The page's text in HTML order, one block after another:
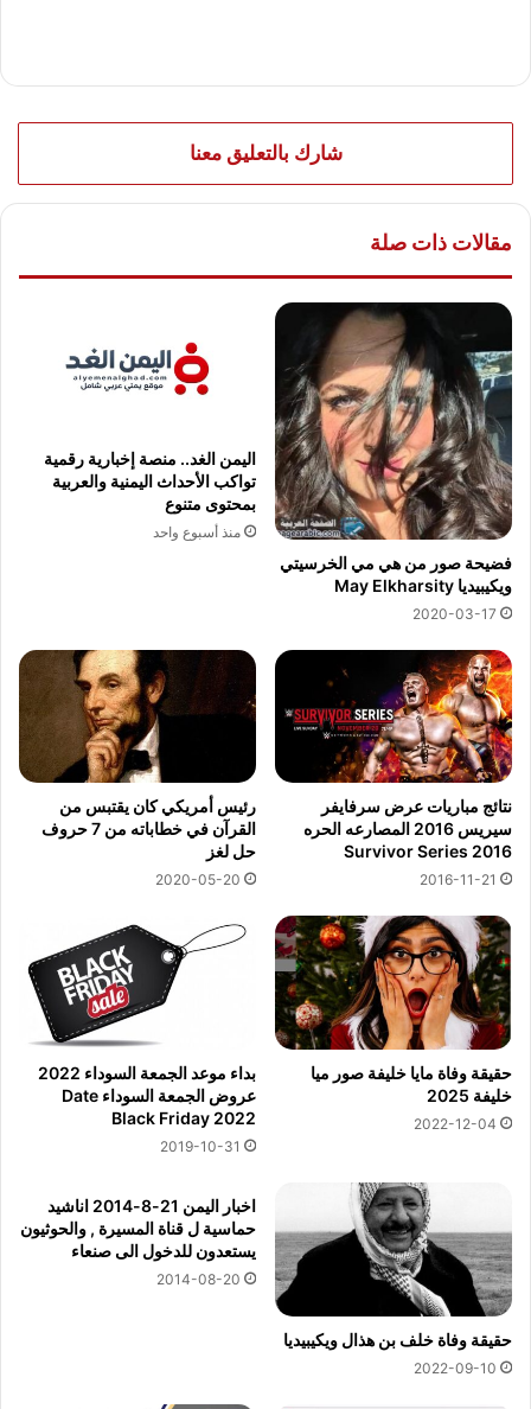
شارك بالتعليق معنا
مقالات ذات صلة
فضيحة صور من هي مي الخرسيتي
ويكيبيديا May Elkharsity
2020-03-17
اليمن الغد.. منصة إخبارية رقمية
تواكب الأحداث اليمنية والعربية
بمحتوى متنوع
منذ أسبوع واحد
نتائج مباريات عرض سرفايفر
سيريس 2016 المصارعه الحره
Survivor Series 2016
2016-11-21
رئيس أمريكي كان يقتبس من
القرآن في خطاباته من 7 حروف
حل لغز
2020-05-20
حقيقة وفاة مايا خليفة صور ميا
خليفة 2025
2022-12-04
بداء موعد الجمعة السوداء 2022
عروض الجمعة السوداء Date
Black Friday 2022
2019-10-31
حقيقة وفاة خلف بن هذال ويكيبيديا
2022-09-10
اخبار اليمن 21-8-2014 اناشيد
حماسية ل قناة المسيرة , والحوثيون
يستعدون للدخول الى صنعاء
2014-08-20